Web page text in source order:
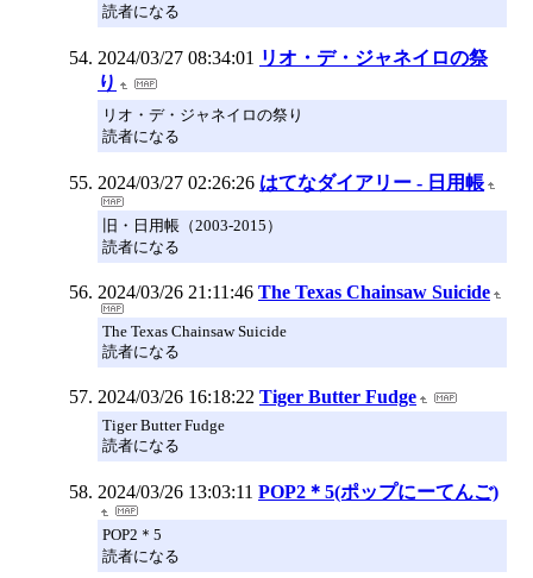
読者になる
2024/03/27 08:34:01 リオ・デ・ジャネイロの祭
り
リオ・デ・ジャネイロの祭り
読者になる
2024/03/27 02:26:26 はてなダイアリー - 日用帳
旧・日用帳（2003-2015）
読者になる
2024/03/26 21:11:46 The Texas Chainsaw Suicide
The Texas Chainsaw Suicide
読者になる
2024/03/26 16:18:22 Tiger Butter Fudge
Tiger Butter Fudge
読者になる
2024/03/26 13:03:11 POP2＊5(ポップにーてんご)
POP2＊5
読者になる